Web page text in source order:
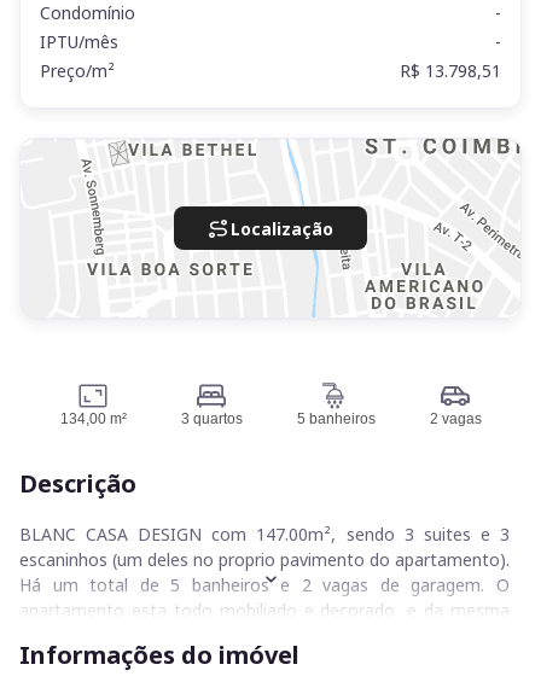
Condomínio
-
IPTU/mês
-
Preço/m²
R$ 13.798,51
Localização
134,00 m² 3 quartos 5 banheiros 2 vagas
Descrição
BLANC CASA DESIGN com 147.00m², sendo 3 suites e 3
escaninhos (um deles no proprio pavimento do apartamento).
Há um total de 5 banheiros e 2 vagas de garagem. O
apartamento esta todo mobiliado e decorado, e da mesma
do anuncio aceita negociação e avalia permuta.
Informações do imóvel